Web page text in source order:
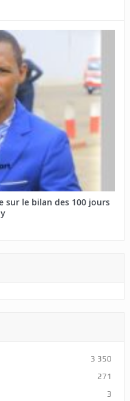
sur le bilan des 100 jours
3 350
271
3